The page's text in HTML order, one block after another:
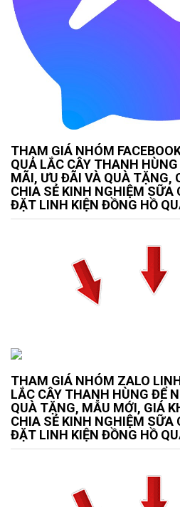
THAM GIÁ NHÓM
QUẢ LẮC CÂY THANH
MÃI, ƯU ĐÃI VÀ QUÀ TẶNG,
CHIA SẺ KINH NGHIỆM SỮA
ĐẶT LINH KIỆN ĐỒNG HỒ
THAM GIÁ NHÓM ZALO
LẮC CÂY THANH HÙNG ĐỂ
QUÀ TẶNG, MẪU MỚI, GIÁ
CHIA SẺ KINH NGHIỆM SỮA
ĐẶT LINH KIỆN ĐỒNG HỒ